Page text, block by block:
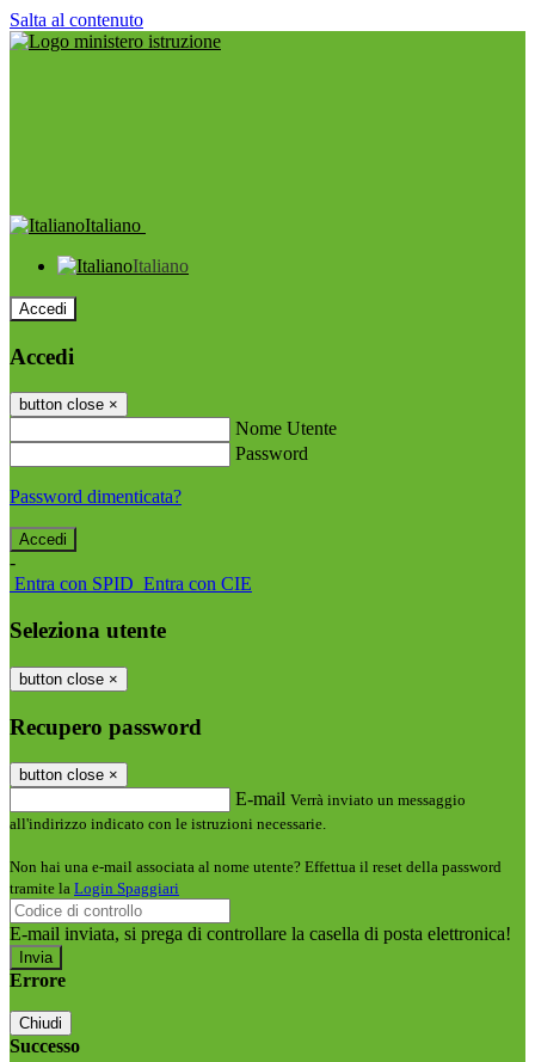
Salta al contenuto
Italiano
Italiano
Accedi
Accedi
button close ×
Nome Utente
Password
Password dimenticata?
-
Entra con SPID Entra con CIE
Seleziona utente
button close ×
Recupero password
button close ×
E-mail Verrà inviato un messaggio
all'indirizzo indicato con le istruzioni necessarie.
Non hai una e-mail associata al nome utente? Effettua il reset della password
tramite la Login Spaggiari
E-mail inviata, si prega di controllare la casella di posta elettronica!
Errore
Chiudi
Successo